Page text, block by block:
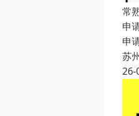
常
申
申
苏
26-